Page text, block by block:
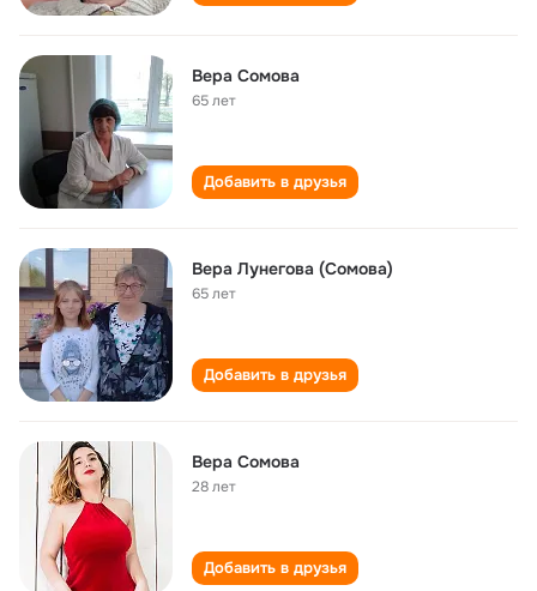
Вера Сомова
65 лет
Добавить в друзья
Вера Лунегова (Сомова)
65 лет
Добавить в друзья
Вера Сомова
28 лет
Добавить в друзья